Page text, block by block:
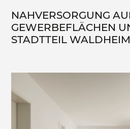
NAHVERSORGUNG
GEWERBEFLÄCHEN
STADTTEIL WALDHEIM